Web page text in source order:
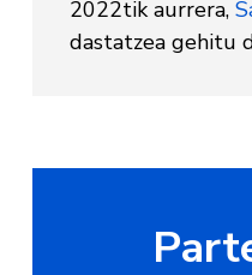
2022tik aurrera,
dastatzea gehitu